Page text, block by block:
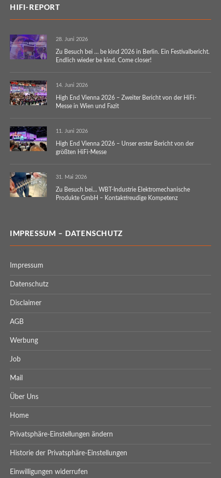
HIFI-REPORT
28. Juni 2026
Zu Besuch bei … be kind 2026 in Berlin. Ein Festivalbericht.
Endlich wieder be kind. Come closer!
14. Juni 2026
High End Vienna 2026 – Zweiter Bericht von der HiFi-
Messe in Wien und Fazit
11. Juni 2026
High End Vienna 2026 – Unser erster Bericht von der
größten HiFi-Messe
31. Mai 2026
Zu Besuch bei… WBT-Industrie Elektromechanische
Produkte GmbH – Kontaktfreudige Kompetenz
IMPRESSUM – DATENSCHUTZ
Impressum
Datenschutz
Disclaimer
AGB
Werbung
Job
Mail
Über Uns
Home
Privatsphäre-Einstellungen ändern
Historie der Privatsphäre-Einstellungen
Einwilligungen widerrufen